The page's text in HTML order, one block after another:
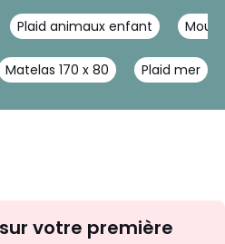
Plaid animaux enfant
Matelas 170 x 80 Plaid mer
newsletter
votre première